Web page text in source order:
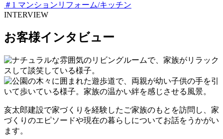
＃1 マンションリフォーム/キッチン
INTERVIEW
お客様インタビュー
亥太郎建設で家づくりを経験したご家族のもとを訪問し、家
づくりのエピソードや現在の暮らしについてお話をうかがい
ます。